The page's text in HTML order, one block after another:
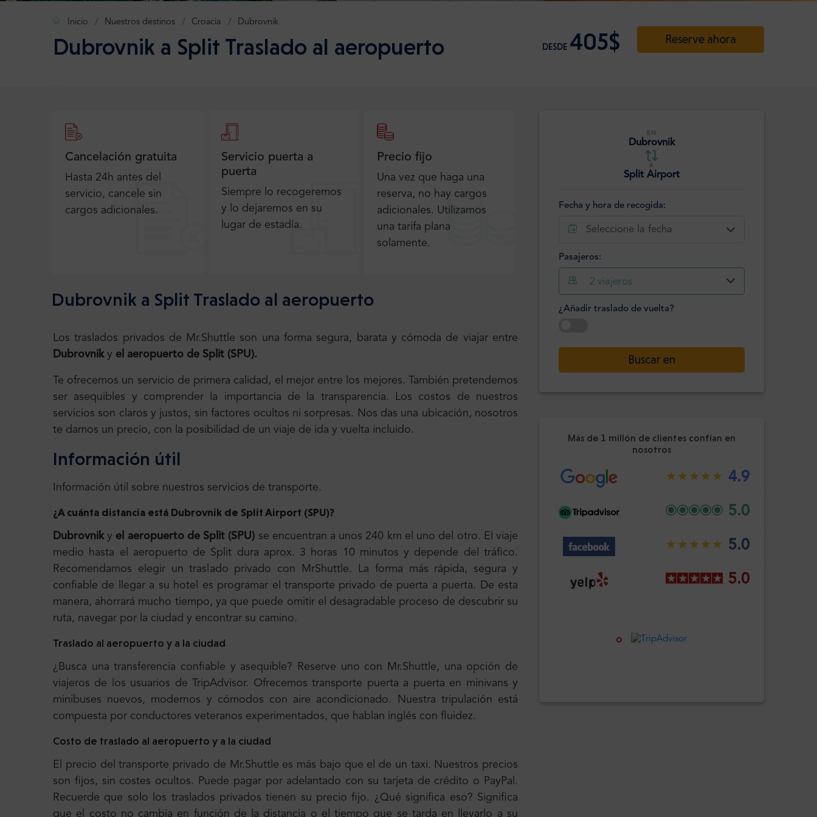
Inicio Nuestros destinos Croacia Dubrovnik
Dubrovnik a Split Traslado al aeropuerto DESDE 405$ Reserve ahora
EN
Dubrovnik
A
Split Airport
Fecha y hora de recogida:
Seleccione la fecha
Hora
: Confirme
Pasajeros:
2 viajeros
¿Añadir traslado de vuelta?
Buscar en
Más de 1 millón de clientes confían en
nosotros
4.9
5.0
5.0
5.0
Cancelación gratuita
Hasta 24h antes del
servicio, cancele sin
cargos adicionales.
Servicio puerta a
puerta
Siempre lo recogeremos
y lo dejaremos en su
lugar de estadía.
Precio fijo
Una vez que haga una
reserva, no hay cargos
adicionales. Utilizamos
una tarifa plana
solamente.
Dubrovnik a Split Traslado al aeropuerto
Los traslados privados de Mr.Shuttle son una forma segura, barata y cómoda de viajar entre
Dubrovnik y el aeropuerto de Split (SPU).
Te ofrecemos un servicio de primera calidad, el mejor entre los mejores. También pretendemos
ser asequibles y comprender la importancia de la transparencia. Los costos de nuestros
servicios son claros y justos, sin factores ocultos ni sorpresas. Nos das una ubicación, nosotros
te damos un precio, con la posibilidad de un viaje de ida y vuelta incluido.
Información útil
Información útil sobre nuestros servicios de transporte.
¿A cuánta distancia está Dubrovnik de Split Airport (SPU)?
Dubrovniky el aeropuerto de Split (SPU) se encuentran a unos 240 km el uno del otro. El viaje
medio hasta el aeropuerto de Split dura aprox. 3 horas 10 minutos y depende del tráfico.
Recomendamos elegir un traslado privado con MrShuttle. La forma más rápida, segura y
confiable de llegar a su hotel es programar el transporte privado de puerta a puerta. De esta
manera, ahorrará mucho tiempo, ya que puede omitir el desagradable proceso de descubrir su
ruta, navegar por la ciudad y encontrar su camino.
Traslado al aeropuerto y a la ciudad
¿Busca una transferencia confiable y asequible? Reserve uno con Mr.Shuttle, una opción de
viajeros de los usuarios de TripAdvisor. Ofrecemos transporte puerta a puerta en minivans y
minibuses nuevos, modernos y cómodos con aire acondicionado. Nuestra tripulación está
compuesta por conductores veteranos experimentados, que hablan inglés con fluidez.
Costo de traslado al aeropuerto y a la ciudad
El precio del transporte privado de Mr.Shuttle es más bajo que el de un taxi. Nuestros precios
son fijos, sin costes ocultos. Puede pagar por adelantado con su tarjeta de crédito o PayPal.
Recuerde que solo los traslados privados tienen su precio fijo. ¿Qué significa eso? Significa
que el costo no cambia en función de la distancia o el tiempo que se tarda en llevarlo a su